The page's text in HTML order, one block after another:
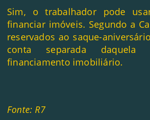
Sim, o trabalhador pode
financiar imóveis. Segundo a
reservados ao saque-
conta separada daquela
financiamento imobiliário.
Fonte: R7